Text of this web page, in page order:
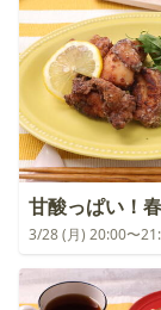
甘酸っぱい！
3/28 (月) 20:00〜